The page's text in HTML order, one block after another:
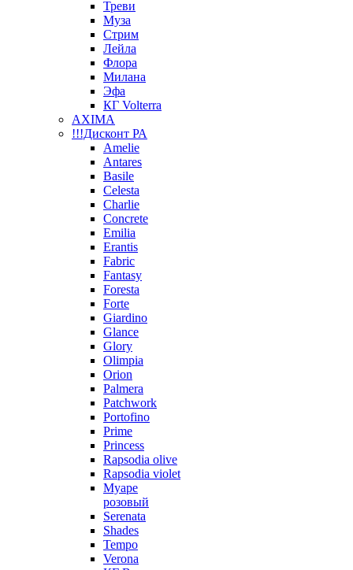
Треви
Муза
Стрим
Лейла
Флора
Милана
Эфа
КГ Volterra
AXIMA
!!!Дисконт РА
Amelie
Antares
Basile
Celesta
Charlie
Concrete
Emilia
Erantis
Fabric
Fantasy
Foresta
Forte
Giardino
Glance
Glory
Olimpia
Orion
Palmera
Patchwork
Portofino
Prime
Princess
Rapsodia olive
Rapsodia violet
Муаре
розовый
Serenata
Shades
Tempo
Verona